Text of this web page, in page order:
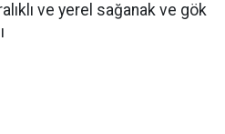
ve yerel sağanak ve gök